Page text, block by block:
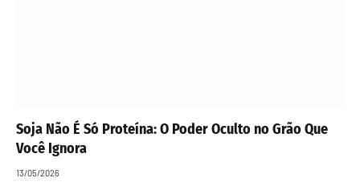
Soja Não É Só Proteína: O Poder Oculto no Grão Que
Você Ignora
13/05/2026